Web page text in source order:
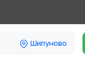
Шипуново